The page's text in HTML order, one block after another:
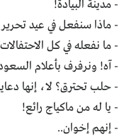
- مدينة البيادة!
- ماذا سنفعل في عيد تحرير
- ما نفعله في كل
- آه! ونرفرف بأعلام
- حلب تحترق؟ لا، إنها
- يا له من ماكياج رائع!
- إنهم إخوان..